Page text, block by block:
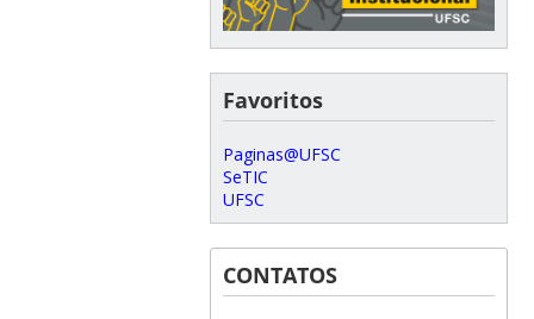
Favoritos
Paginas@UFSC
SeTIC
UFSC
CONTATOS